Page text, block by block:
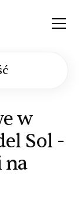
w
Sol -
na